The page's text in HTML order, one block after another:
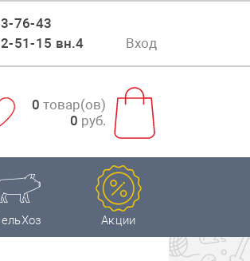
76-43
51-15 вн.4
Вход
0 товар(ов)
0 руб.
Акции